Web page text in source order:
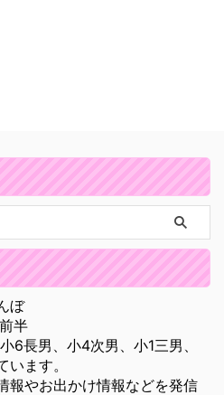
ぼ
半
6長男、小4次男、小1三男、
います。
報やお出かけ情報などを発信